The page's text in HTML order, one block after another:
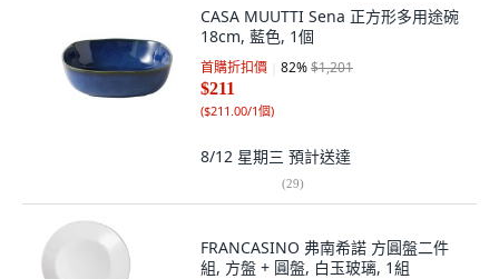
CASA MUUTTI Sena 正方形多用途碗
18cm, 藍色, 1個
首購折扣價 82%$1,201
$211
($211.00/1個)
8/12 星期三 預計送達
(29)
FRANCASINO 弗南希諾 方圓盤二件
組, 方盤 + 圓盤, 白玉玻璃, 1組